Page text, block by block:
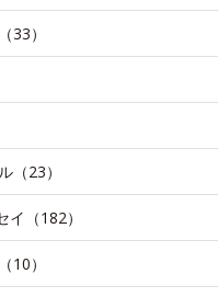
33）
（23）
（182）
10）